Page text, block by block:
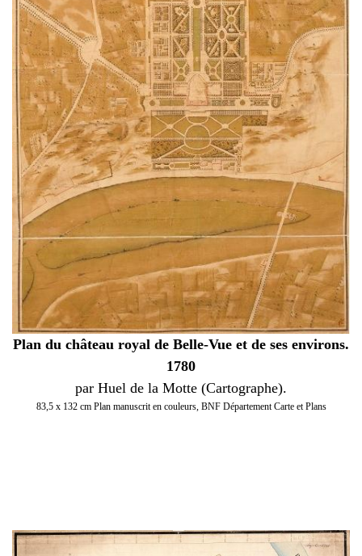
Plan du château royal de Belle-Vue et de ses environs.
1780
par Huel de la Motte (Cartographe).
83,5 x 132 cm Plan manuscrit en couleurs, BNF Département Carte et Plans